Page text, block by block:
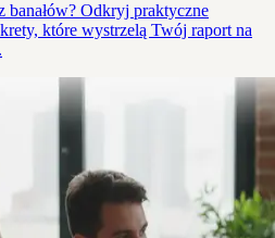
banałów? Odkryj praktyczne
które wystrzelą Twój raport na